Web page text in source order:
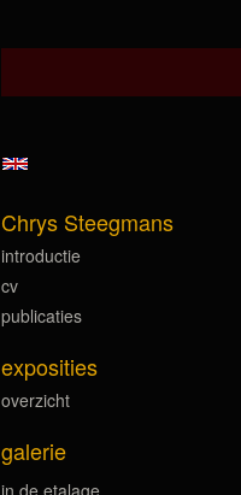
Chrys Steegmans
introductie
cv
publicaties
exposities
overzicht
galerie
in de etalage